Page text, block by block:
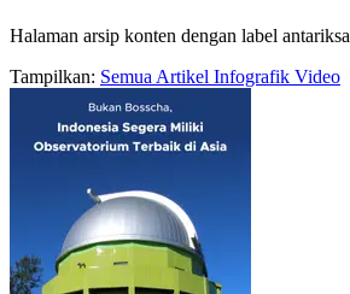
Halaman arsip konten dengan label antariksa
Tampilkan: Semua Artikel Infografik Video